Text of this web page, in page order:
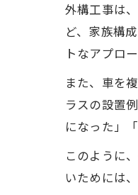
外構工事は
ど、家族構
トなアプロ
また、車を
ラスの設置
になった」
このように
いためには